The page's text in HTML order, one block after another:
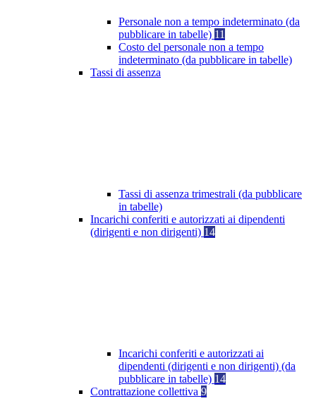
Personale non a tempo indeterminato (da
pubblicare in tabelle) 11
Costo del personale non a tempo
indeterminato (da pubblicare in tabelle)
Tassi di assenza
Tassi di assenza trimestrali (da pubblicare
in tabelle)
Incarichi conferiti e autorizzati ai dipendenti
(dirigenti e non dirigenti) 14
Incarichi conferiti e autorizzati ai
dipendenti (dirigenti e non dirigenti) (da
pubblicare in tabelle) 14
Contrattazione collettiva 9